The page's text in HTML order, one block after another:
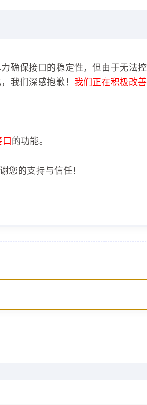
确保接口的稳定性，但由于无法控
我们深感抱歉！ 我们正在积极改善
的功能。
您的支持与信任！